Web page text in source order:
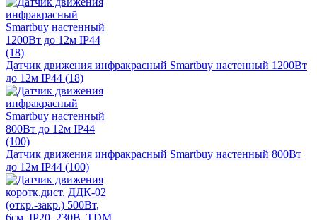
Датчик движения инфракрасный Smartbuy настенный 1200Вт
до 12м IP44 (18)
Датчик движения инфракрасный Smartbuy настенный 800Вт
до 12м IP44 (100)